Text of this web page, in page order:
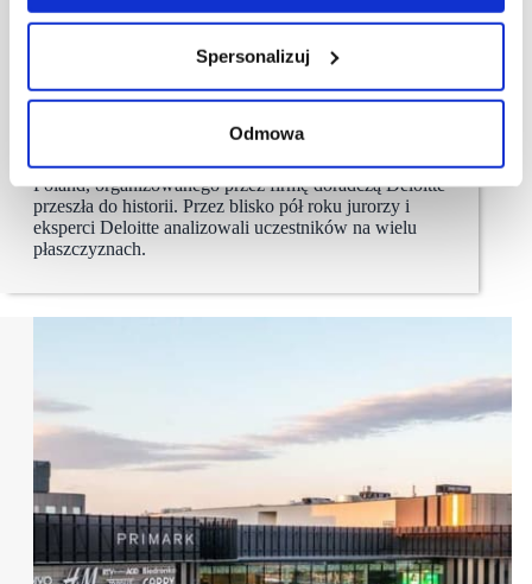
Spersonalizuj
Odmowa
Kazar
Kazar Group laureatem przyznawanej przez Deloitte
nagrody Best Managed Companies Poland
Druga edycja plebiscytu Best Managed Companies
Poland, organizowanego przez firmę doradczą Deloitte
przeszła do historii. Przez blisko pół roku jurorzy i
eksperci Deloitte analizowali uczestników na wielu
płaszczyznach.